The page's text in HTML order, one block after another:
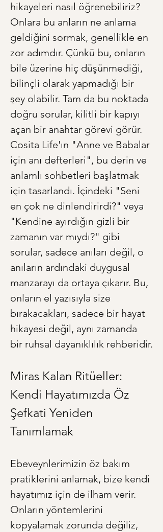
hikayeleri nasıl öğrenebiliriz?
Onlara bu anların ne anlama
geldiğini sormak, genellikle en
zor adımdır. Çünkü bu, onların
bile üzerine hiç düşünmediği,
bilinçli olarak yapmadığı bir
şey olabilir. Tam da bu noktada
doğru sorular, kilitli bir kapıyı
açan bir anahtar görevi görür.
Cosita Life'ın "Anne ve Babalar
için anı defterleri", bu derin ve
anlamlı sohbetleri başlatmak
için tasarlandı. İçindeki "Seni
en çok ne dinlendirirdi?" veya
"Kendine ayırdığın gizli bir
zamanın var mıydı?" gibi
sorular, sadece anıları değil, o
anıların ardındaki duygusal
manzarayı da ortaya çıkarır. Bu,
onların el yazısıyla size
bırakacakları, sadece bir hayat
hikayesi değil, aynı zamanda
bir ruhsal dayanıklılık rehberidir.
Miras Kalan Ritüeller:
Kendi Hayatımızda Öz
Şefkati Yeniden
Tanımlamak
Ebeveynlerimizin öz bakım
pratiklerini anlamak, bize kendi
hayatımız için de ilham verir.
Onların yöntemlerini
kopyalamak zorunda değiliz,